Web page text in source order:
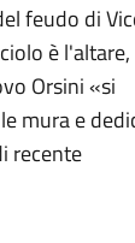
feudo di
è l'altare,
Orsini «si
mura e
recente